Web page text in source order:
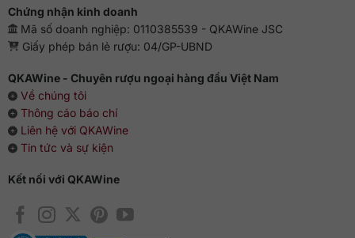
Tteokboki…Những món ăn này chính là chất xúc tác giúp
cho bữa tiệc của bạn được trọn vẹn, và hương thơm của
rượu cũng phát huy hết công lực.
Chứng nhận kinh doanh
Mã số doanh nghiệp: 0110385539 - QKAWine JSC
Giấy phép bán lẻ rượu: 04/GP-UBND
QKAWine - Chuyên rượu ngoại hàng đầu Việt Nam
Về chúng tôi
Thông cáo báo chí
Liên hệ với QKAWine
Tin tức và sự kiện
Kết nối với QKAWine